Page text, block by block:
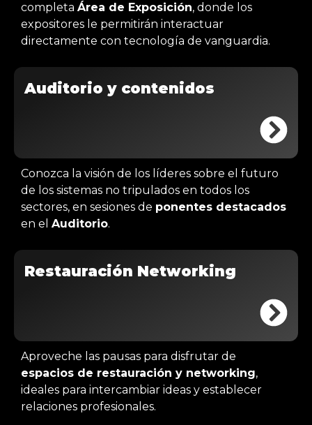
completa Área de Exposición, donde los
expositores le permitirán interactuar
directamente con tecnología de vanguardia.
Auditorio y contenidos
Conozca la visión de los líderes sobre el futuro
de los sistemas no tripulados en todos los
sectores, en sesiones de ponentes destacados
en el Auditorio.
Restauración Networking
Aproveche las pausas para disfrutar de
espacios de restauración y networking,
ideales para intercambiar ideas y establecer
relaciones profesionales.